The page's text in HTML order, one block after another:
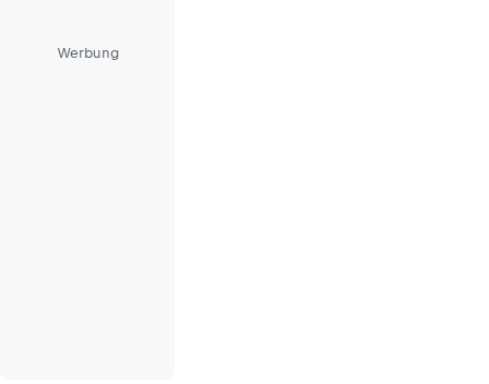
Werbung